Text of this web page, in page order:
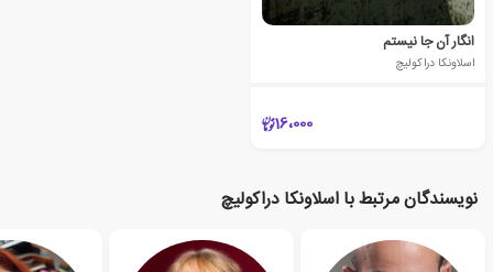
انگار آن جا نیستم
اسلاونکا دراکولیچ
16،000
نویسندگان مرتبط با اسلاونکا دراکولیچ